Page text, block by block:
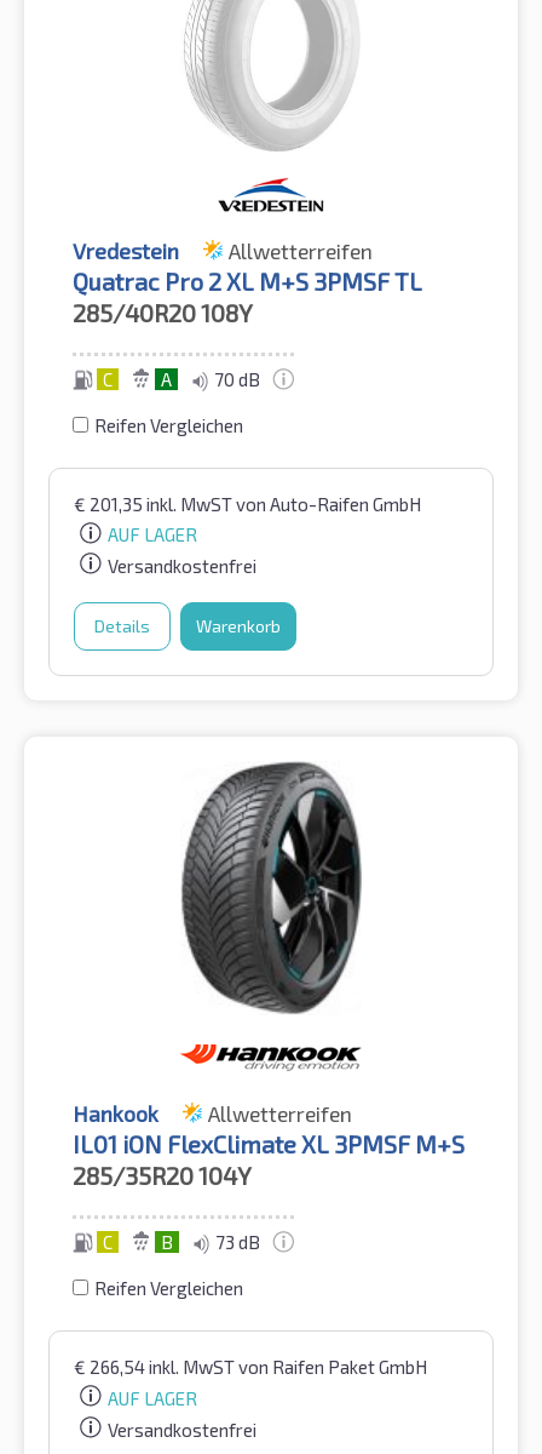
Vredestein Allwetterreifen
Quatrac Pro 2 XL M+S 3PMSF TL
285/40R20108Y
C A 70 dB
Reifen Vergleichen
€ 201,35 inkl. MwSTvon Auto-Raifen GmbH
AUF LAGER
Versandkostenfrei
Details Warenkorb
Hankook Allwetterreifen
IL01 iON FlexClimate XL 3PMSF M+S
285/35R20104Y
C B 73 dB
Reifen Vergleichen
€ 266,54inkl. MwSTvon Raifen Paket GmbH
AUF LAGER
Versandkostenfrei